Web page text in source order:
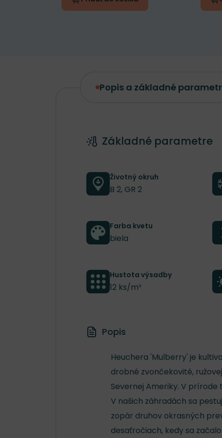
Popis a základné
Popis a základné parametre
Základné parametre
Životný okruh
B 2, GR 2
Farba kvetu
biela
Hustota výsadby
12 ks/m²
Popis
Heuchera 'Mulberry' je
drobné zvončekovité,
Severnej Ameriky. V
V našich záhradách sa
zopár druhov okrasných
desaťročiach, kedy sa